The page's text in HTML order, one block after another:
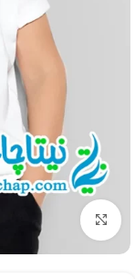
بزرگنمایی تصویر